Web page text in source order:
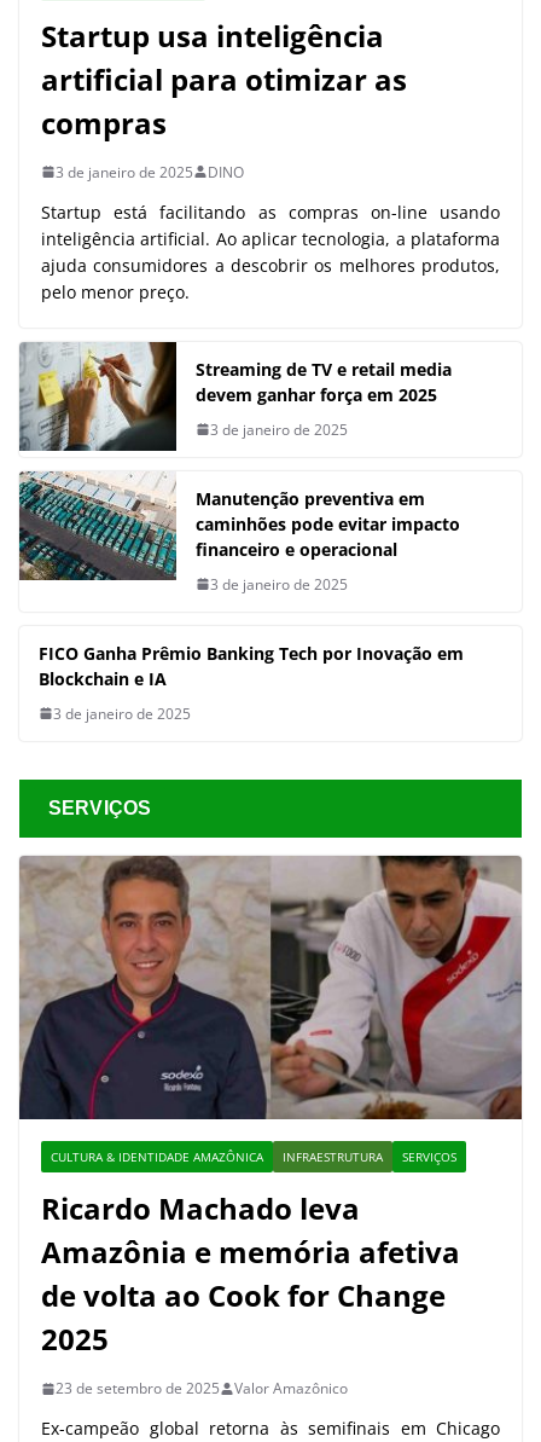
Startup usa inteligência
artificial para otimizar as
compras
3 de janeiro de 2025 DINO
Startup está facilitando as compras on-line usando
inteligência artificial. Ao aplicar tecnologia, a plataforma
ajuda consumidores a descobrir os melhores produtos,
pelo menor preço.
Streaming de TV e retail media
devem ganhar força em 2025
3 de janeiro de 2025
Manutenção preventiva em
caminhões pode evitar impacto
financeiro e operacional
3 de janeiro de 2025
FICO Ganha Prêmio Banking Tech por Inovação em
Blockchain e IA
3 de janeiro de 2025
SERVIÇOS
CULTURA & IDENTIDADE AMAZÔNICA INFRAESTRUTURA SERVIÇOS
Ricardo Machado leva
Amazônia e memória afetiva
de volta ao Cook for Change
2025
23 de setembro de 2025 Valor Amazônico
Ex-campeão global retorna às semifinais em Chicago